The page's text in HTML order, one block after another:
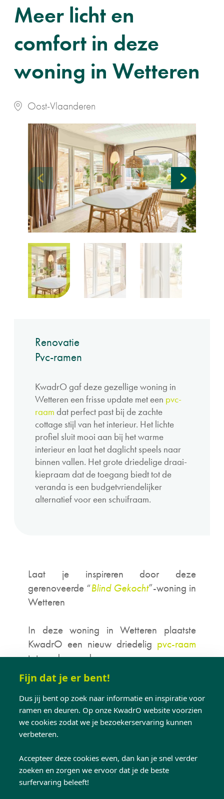
Fijn dat je er bent!
Dus jij bent op zoek naar informatie en inspiratie voor
ramen en deuren. Op onze KwadrO website voorzien
we cookies zodat we je bezoekerservaring kunnen
verbeteren.
Accepteer deze cookies even, dan kan je snel verder
zoeken en zorgen we ervoor dat je de beste
surfervaring beleeft!
Meer licht en
comfort in deze
woning in Wetteren
Oost-Vlaanderen
Renovatie
Pvc-ramen
KwadrO gaf deze gezellige woning in
Wetteren een frisse update met een pvc-
raam dat perfect past bij de zachte
cottage stijl van het interieur. Het lichte
profiel sluit mooi aan bij het warme
interieur en laat het daglicht speels naar
binnen vallen. Het grote driedelige draai-
kiepraam dat de toegang biedt tot de
veranda is een budgetvriendelijker
alternatief voor een schuifraam.
Laat je inspireren door deze
gerenoveerde “Blind Gekocht”-woning in
Wetteren
In deze woning in Wetteren plaatste
KwadrO een nieuw driedelig pvc-raam
tot op de grond.
Bij de vervanging van het oude raam lag
de focus vooral opméér comfort en
betere isolatie, zonder afbreuk te doen
aan de rustige uitstraling van hun
interieur. In de leefruimte spelen lichte
kleuren, natuurlijke materialen en een
zachte sfeer de hoofdrol. Het nieuwe
witte raamprofiel sluit daar mooi bij aan